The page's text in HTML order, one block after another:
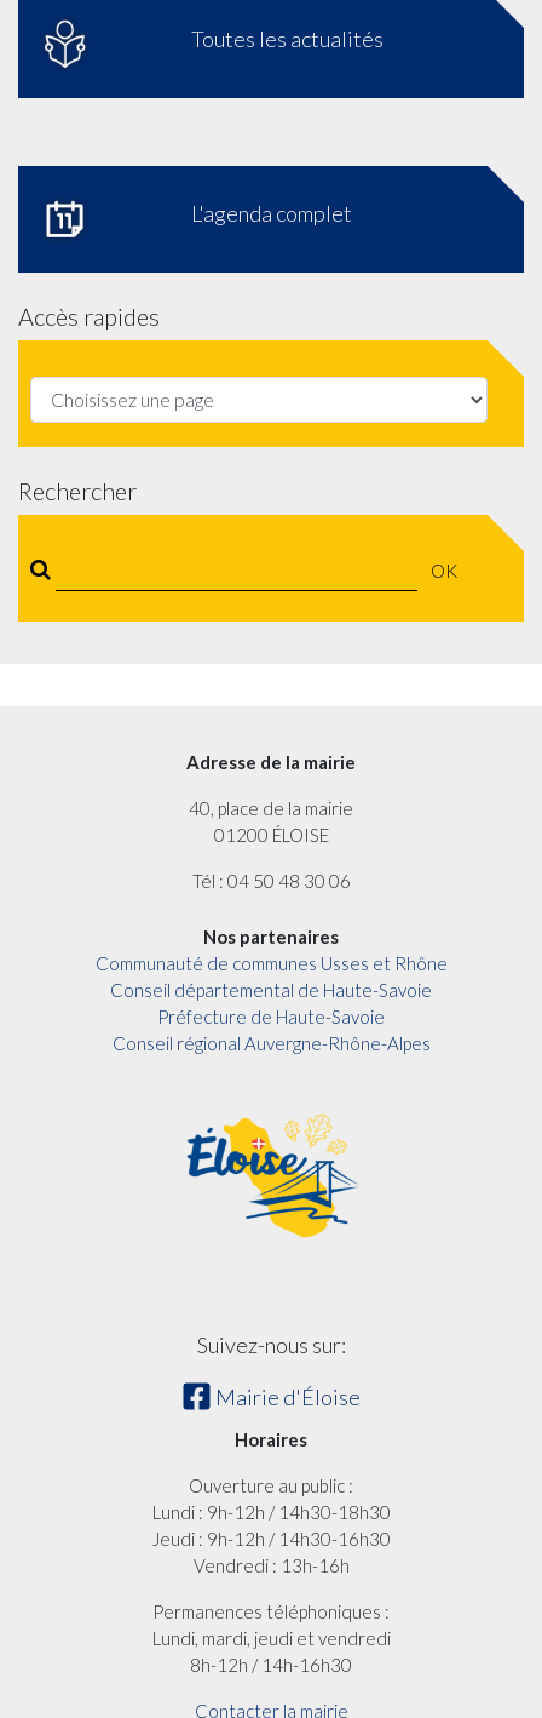
Toutes les actualités
L'agenda complet
Accès rapides
Rechercher
OK
Adresse de la mairie
40, place de la mairie
01200 ÉLOISE
Tél : 04 50 48 30 06
Nos partenaires
Communauté de communes Usses et Rhône
Conseil départemental de Haute-Savoie
Préfecture de Haute-Savoie
Conseil régional Auvergne-Rhône-Alpes
Suivez-nous sur:
Mairie d'Éloise
Horaires
Ouverture au public :
Lundi : 9h-12h / 14h30-18h30
Jeudi : 9h-12h / 14h30-16h30
Vendredi : 13h-16h
Permanences téléphoniques :
Lundi, mardi, jeudi et vendredi
8h-12h / 14h-16h30
Contacter la mairie